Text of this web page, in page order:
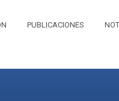
PUBLICACIONES